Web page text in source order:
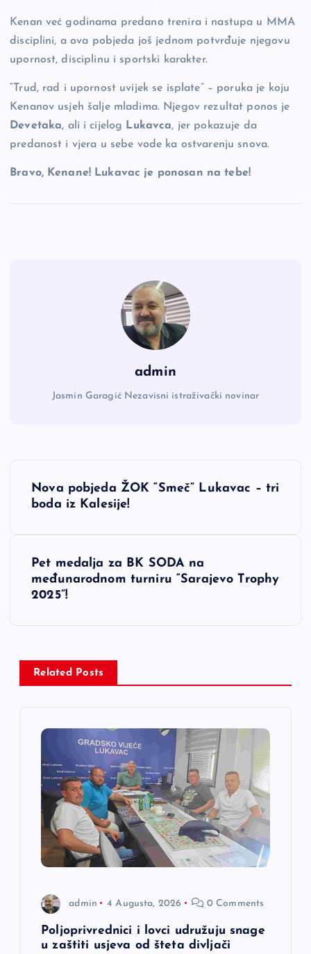
Kenan već godinama predano trenira i nastupa u MMA
disciplini, a ova pobjeda još jednom potvrđuje njegovu
upornost, disciplinu i sportski karakter.
“Trud, rad i upornost uvijek se isplate” – poruka je koju
Kenanov usjeh šalje mladima. Njegov rezultat ponos je
Devetaka, ali i cijelog Lukavca, jer pokazuje da
predanost i vjera u sebe vode ka ostvarenju snova.
Bravo, Kenane! Lukavac je ponosan na tebe!
admin
Jasmin Garagić Nezavisni istraživački novinar
N
c
Nova pobjeda ŽOK “Smeč” Lukavac – tri
boda iz Kalesije!
Pet medalja za BK SODA na
međunarodnom turniru “Sarajevo Trophy
2025”!
Related Posts
admin 4 Augusta, 2026 0 Comments
Poljoprivrednici i lovci udružuju snage
u zaštiti usjeva od šteta divljači